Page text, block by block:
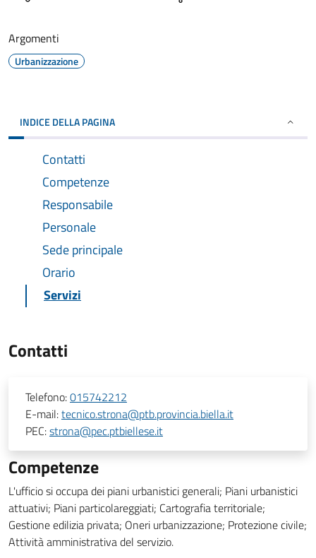
Argomenti
Urbanizzazione
INDICE DELLA PAGINA
Contatti
Competenze
Responsabile
Personale
Sede principale
Orario
Servizi
Contatti
Telefono:015742212
E-mail:tecnico.strona@ptb.provincia.biella.it
PEC:strona@pec.ptbiellese.it
Competenze
L'ufficio si occupa dei piani urbanistici generali; Piani urbanistici
attuativi; Piani particolareggiati; Cartografia territoriale;
Gestione edilizia privata; Oneri urbanizzazione; Protezione civile;
Attività amministrativa del servizio.